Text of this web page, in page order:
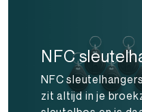
NFC
NFC
zit altijd in je